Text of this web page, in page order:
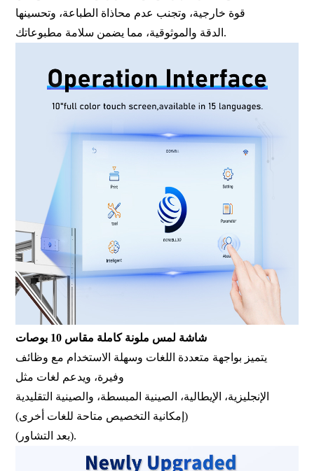
الدقة والموثوقية، مما يضمن سلامة مطبوعاتك.
شاشة لمس ملونة كاملة مقاس 10 بوصات
يتميز بواجهة متعددة اللغات وسهلة الاستخدام مع وظائف
الإنجليزية، الإيطالية، الصينية المبسطة، والصينية التقليدية
(بعد التشاور).